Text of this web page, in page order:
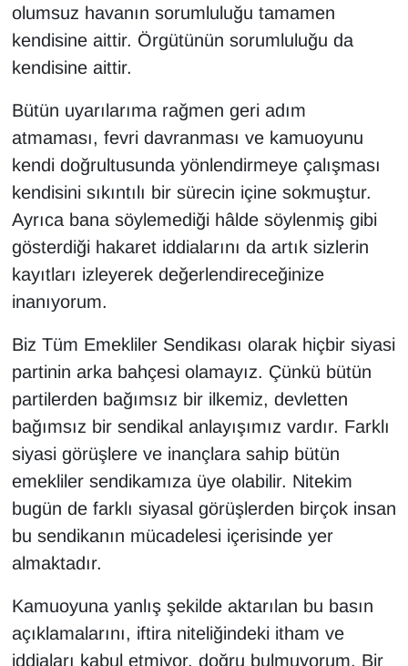
olumsuz havanın sorumluluğu tamamen
kendisine aittir. Örgütünün sorumluluğu da
kendisine aittir.
Bütün uyarılarıma rağmen geri adım
atmaması, fevri davranması ve kamuoyunu
kendi doğrultusunda yönlendirmeye çalışması
kendisini sıkıntılı bir sürecin içine sokmuştur.
Ayrıca bana söylemediği hâlde söylenmiş gibi
gösterdiği hakaret iddialarını da artık sizlerin
kayıtları izleyerek değerlendireceğinize
inanıyorum.
Biz Tüm Emekliler Sendikası olarak hiçbir siyasi
partinin arka bahçesi olamayız. Çünkü bütün
partilerden bağımsız bir ilkemiz, devletten
bağımsız bir sendikal anlayışımız vardır. Farklı
siyasi görüşlere ve inançlara sahip bütün
emekliler sendikamıza üye olabilir. Nitekim
bugün de farklı siyasal görüşlerden birçok insan
bu sendikanın mücadelesi içerisinde yer
almaktadır.
Kamuoyuna yanlış şekilde aktarılan bu basın
açıklamalarını, iftira niteliğindeki itham ve
iddiaları kabul etmiyor, doğru bulmuyorum. Bir